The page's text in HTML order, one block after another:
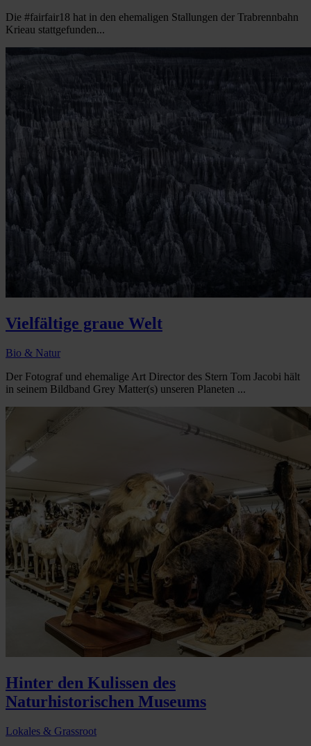
Die #fairfair18 hat in den ehemaligen Stallungen der Trabrennbahn
Krieau stattgefunden...
Vielfältige graue Welt
Bio & Natur
Der Fotograf und ehemalige Art Director des Stern Tom Jacobi hält
in seinem Bildband Grey Matter(s) unseren Planeten ...
Hinter den Kulissen des
Naturhistorischen Museums
Lokales & Grassroot